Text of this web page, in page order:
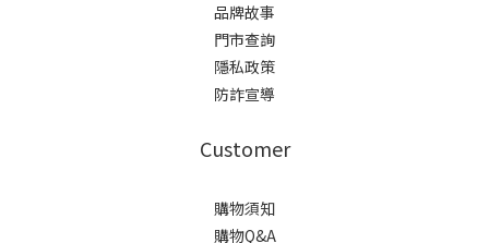
品牌故事
門市查詢
隱私政策
防詐宣導
Customer
購物須知
購物Q&A